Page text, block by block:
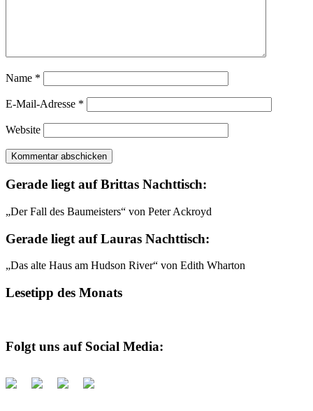
Name *
E-Mail-Adresse *
Website
Gerade liegt auf Brittas Nachttisch:
„Der Fall des Baumeisters“ von Peter Ackroyd
Gerade liegt auf Lauras Nachttisch:
„Das alte Haus am Hudson River“ von Edith Wharton
Lesetipp des Monats
Folgt uns auf Social Media: